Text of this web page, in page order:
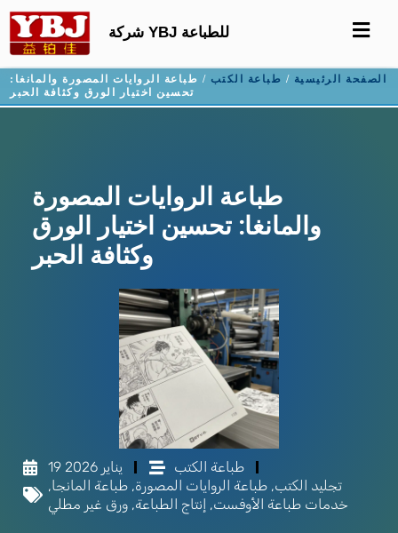
شركة YBJ للطباعة
الصفحة الرئيسية / طباعة الكتب / طباعة الروايات المصورة والمانغا:
تحسين اختيار الورق وكثافة الحبر
طباعة الروايات المصورة
والمانغا: تحسين اختيار الورق
وكثافة الحبر
19 يناير 2026
طباعة الكتب
تجليد الكتب,طباعة الروايات المصورة,طباعة المانجا,
خدمات طباعة الأوفست, إنتاج الطباعة,ورق غير مطلي